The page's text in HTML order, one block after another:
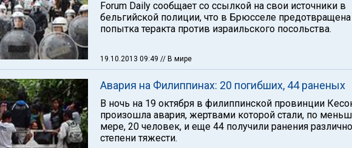
Forum Daily сообщает со ссылкой на свои источники в
бельгийской полиции, что в Брюсселе предотвращена
попытка теракта против израильского посольства.
19.10.2013 09:49 // В мире
Авария на Филиппинах: 20 погибших, 44 раненых
В ночь на 19 октября в филиппинской провинции
произошла авария, жертвами которой стали, по
мере, 20 человек, и еще 44 получили ранения
степени тяжести.